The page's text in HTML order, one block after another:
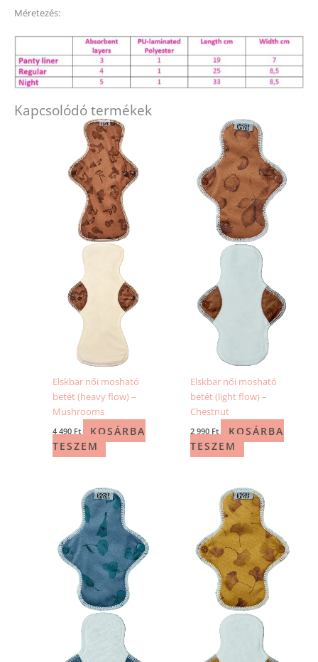
Méretezés:
Kapcsolódó termékek
Elskbar női mosható
betét (heavy flow) –
Mushrooms
4 490 Ft
KOSÁRBA
TESZEM
Elskbar női mosható
betét (light flow) –
Chestnut
2 990 Ft
KOSÁRBA
TESZEM